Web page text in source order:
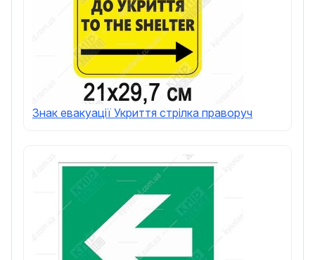
Знак евакуації Укриття стрілка праворуч